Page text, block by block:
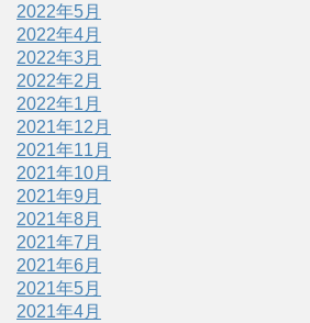
2022年5月
2022年4月
2022年3月
2022年2月
2022年1月
2021年12月
2021年11月
2021年10月
2021年9月
2021年8月
2021年7月
2021年6月
2021年5月
2021年4月